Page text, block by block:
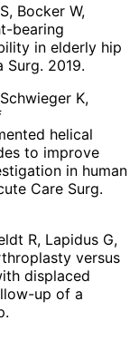
Bocker W,
bearing
in elderly hip
2019.
K,
helical
to improve
in human
Care Surg.
R, Lapidus G,
versus
displaced
up of a